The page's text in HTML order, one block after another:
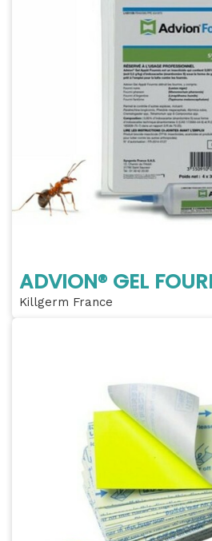
ADVION® GEL
Killgerm France